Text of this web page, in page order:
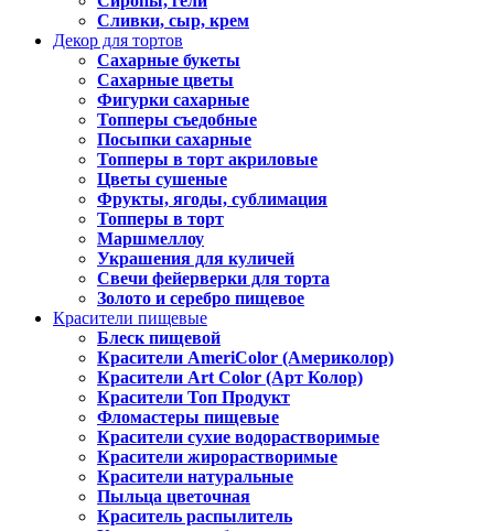
Сливки, сыр, крем
Декор для тортов
Сахарные букеты
Сахарные цветы
Фигурки сахарные
Топперы съедобные
Посыпки сахарные
Топперы в торт акриловые
Цветы сушеные
Фрукты, ягоды, сублимация
Топперы в торт
Маршмеллоу
Украшения для куличей
Свечи фейерверки для торта
Золото и серебро пищевое
Красители пищевые
Блеск пищевой
Красители AmeriColor (Америколор)
Красители Art Color (Арт Колор)
Красители Топ Продукт
Фломастеры пищевые
Красители сухие водорастворимые
Красители жирорастворимые
Красители натуральные
Пыльца цветочная
Краситель распылитель